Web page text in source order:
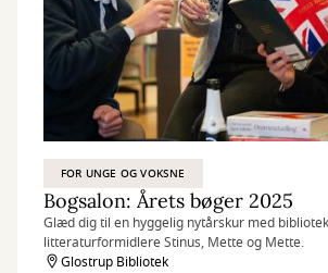
FOR UNGE OG VOKSNE
Bogsalon: Årets bøger 2025
Glæd dig til en hyggelig nytårskur med
litteraturformidlere Stinus, Mette og Mette.
Glostrup Bibliotek